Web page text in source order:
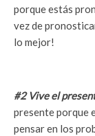
porque estás
vez de
lo mejor!
#2 Vive el
presente porque
pensar en los